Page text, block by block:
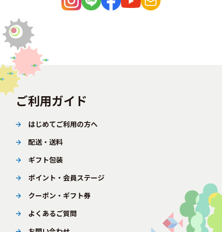
ご利用ガイド
はじめてご利用の方へ
配送・送料
ギフト包装
ポイント・会員ステージ
クーポン・ギフト券
よくあるご質問